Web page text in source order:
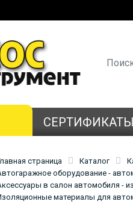
СЕРТИФИКАТЫ
страница Каталог
оборудование -
в салон автомобиля -
материалы для